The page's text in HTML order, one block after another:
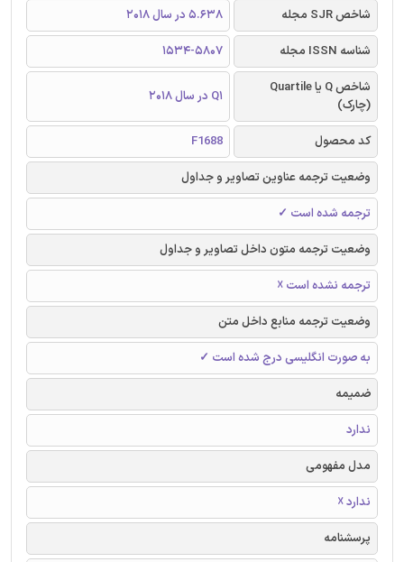
شاخص SJR مجله
5.638 در سال 2018
شناسه ISSN مجله
1534-5807
شاخص Q یا Quartile
(چارک)
Q1 در سال 2018
کد محصول
F1688
وضعیت ترجمه عناوین تصاویر و جداول
ترجمه شده است ✓
وضعیت ترجمه متون داخل تصاویر و جداول
ترجمه نشده است ☓
وضعیت ترجمه منابع داخل متن
به صورت انگلیسی درج شده است ✓
ضمیمه
ندارد
مدل مفهومی
ندارد ☓
پرسشنامه